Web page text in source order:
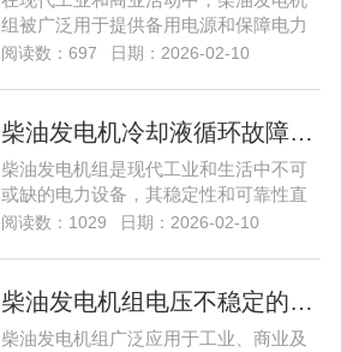
组被广泛用于提供备用电源和保障电力
供应的稳定性...
阅读数：697 日期：2026-02-10
柴油发电机冷却液循环故障怎样排除？…
柴油发电机组是现代工业和生活中不可
或缺的电力设备，其稳定性和可靠性直
接影响到供电...
阅读数：1029 日期：2026-02-10
柴油发电机组电压不稳定的因素有哪些？…
柴油发电机组广泛应用于工业、商业及